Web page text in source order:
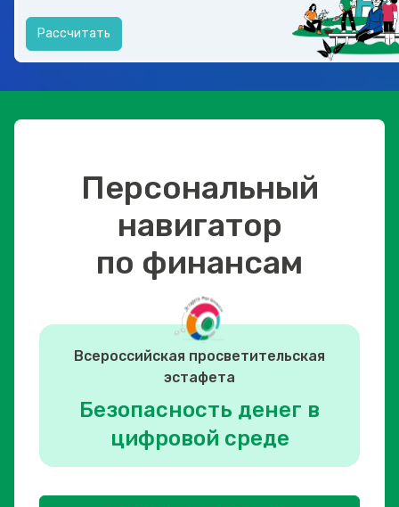
Рассчитать
Персональный
навигатор
по финансам
Всероссийская просветительская
эстафета
Безопасность денег в
цифровой среде